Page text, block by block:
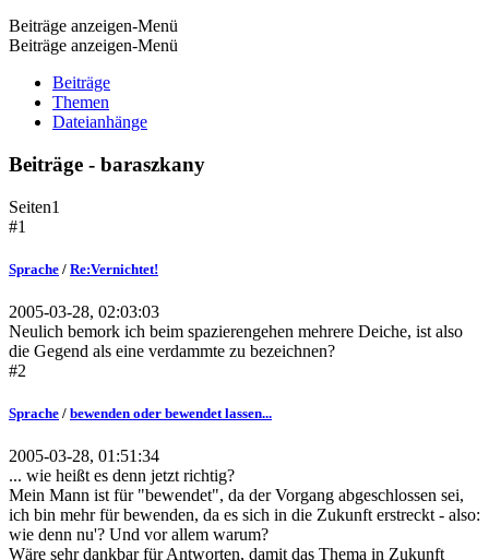
Beiträge anzeigen-Menü
Beiträge anzeigen-Menü
Beiträge
Themen
Dateianhänge
Beiträge - baraszkany
Seiten1
#1
Sprache / Re:Vernichtet!
2005-03-28, 02:03:03
Neulich bemork ich beim spazierengehen mehrere Deiche, ist also
die Gegend als eine verdammte zu bezeichnen?
#2
Sprache / bewenden oder bewendet lassen...
2005-03-28, 01:51:34
... wie heißt es denn jetzt richtig?
Mein Mann ist für "bewendet", da der Vorgang abgeschlossen sei,
ich bin mehr für bewenden, da es sich in die Zukunft erstreckt - also:
wie denn nu'? Und vor allem warum?
Wäre sehr dankbar für Antworten, damit das Thema in Zukunft